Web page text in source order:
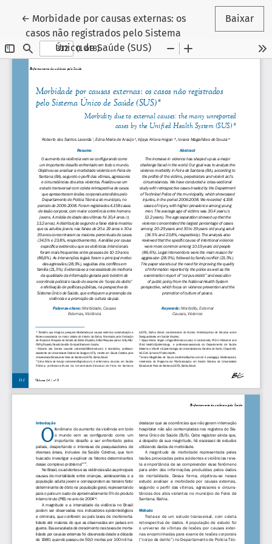
← Voltar aos Detalhes do Artigo
Morbidade por causas externas: os
casos não registrados pelo Sistema
Único de Saúde (SUS)
Baixar